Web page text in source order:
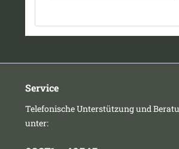
Service
Telefonische Unterstützung und
unter: